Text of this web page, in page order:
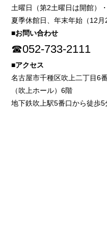
土曜日（第2土曜日は開館）
夏季休館日、年末年始（12月
■お問い合わせ
☎052-733-2111
■アクセス
名古屋市千種区吹上二丁目6
（吹上ホール）6階
地下鉄吹上駅5番口から徒歩5